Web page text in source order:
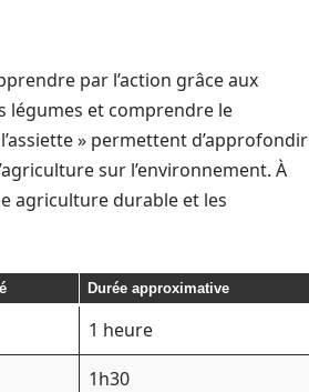
par l’action grâce aux
légumes et comprendre le
» permettent d’approfondir
sur l’environnement. À
agriculture durable et les
Durée approximative
1 heure
1h30